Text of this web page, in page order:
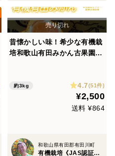
昔懐かしい味！希少な有機栽
培和歌山有田みかん古果園
約3kg 4.7(51件)
¥2,500
送料 ¥864
和歌山県有田郡有田川町
有機栽培《JAS認証》農家・ 古果園 （こかえん）